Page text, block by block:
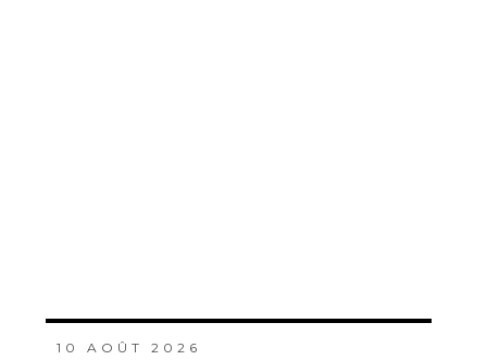
10 AOÛT 2026